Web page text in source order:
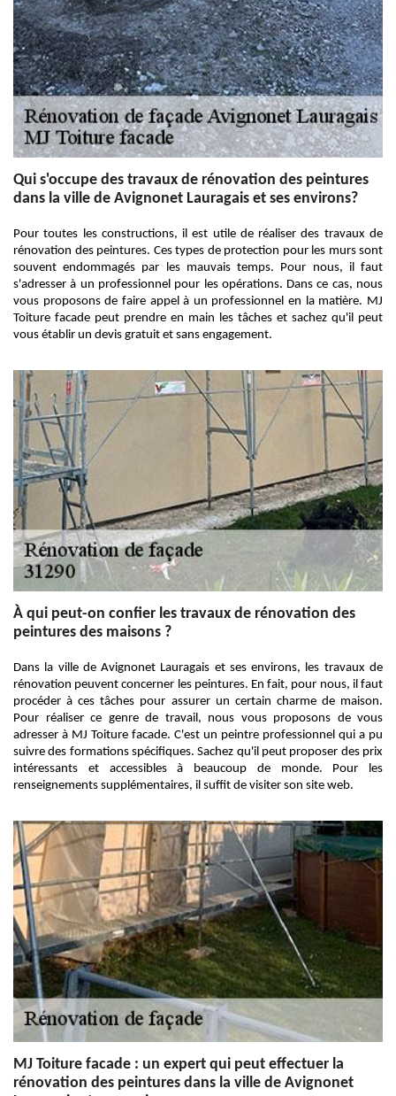
Qui s'occupe des travaux de rénovation des peintures
dans la ville de Avignonet Lauragais et ses environs?
Pour toutes les constructions, il est utile de réaliser des travaux de
rénovation des peintures. Ces types de protection pour les murs sont
souvent endommagés par les mauvais temps. Pour nous, il faut
s'adresser à un professionnel pour les opérations. Dans ce cas, nous
vous proposons de faire appel à un professionnel en la matière. MJ
Toiture facade peut prendre en main les tâches et sachez qu'il peut
vous établir un devis gratuit et sans engagement.
À qui peut-on confier les travaux de rénovation des
peintures des maisons ?
Dans la ville de Avignonet Lauragais et ses environs, les travaux de
rénovation peuvent concerner les peintures. En fait, pour nous, il faut
procéder à ces tâches pour assurer un certain charme de maison.
Pour réaliser ce genre de travail, nous vous proposons de vous
adresser à MJ Toiture facade. C'est un peintre professionnel qui a pu
suivre des formations spécifiques. Sachez qu'il peut proposer des prix
intéressants et accessibles à beaucoup de monde. Pour les
renseignements supplémentaires, il suffit de visiter son site web.
MJ Toiture facade : un expert qui peut effectuer la
rénovation des peintures dans la ville de Avignonet